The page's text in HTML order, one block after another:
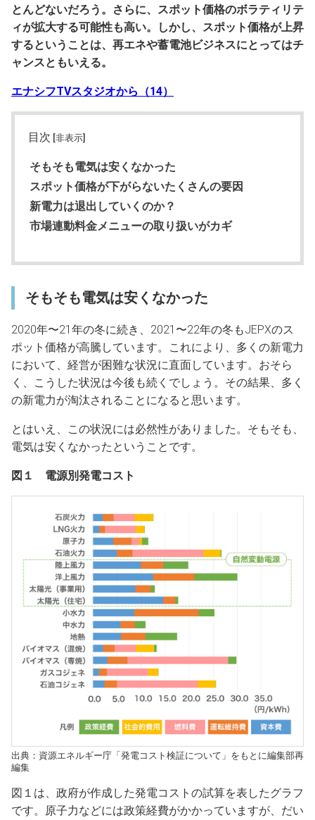
とんどないだろう。さらに、スポット価格のボラティリテ
ィが拡大する可能性も高い。しかし、スポット価格が上昇
するということは、再エネや蓄電池ビジネスにとってはチ
ャンスともいえる。
エナシフTVスタジオから（14）
目次 [非表示]
そもそも電気は安くなかった
スポット価格が下がらないたくさんの要因
新電力は退出していくのか？
市場連動料金メニューの取り扱いがカギ
そもそも電気は安くなかった
2020年〜21年の冬に続き、2021〜22年の冬もJEPXのス
ポット価格が高騰しています。これにより、多くの新電力
において、経営が困難な状況に直面しています。おそら
く、こうした状況は今後も続くでしょう。その結果、多く
の新電力が淘汰されることになると思います。
とはいえ、この状況には必然性がありました。そもそも、
電気は安くなかったということです。
図１ 電源別発電コスト
出典：資源エネルギー庁「発電コスト検証について」をもとに編集部再
編集
図１は、政府が作成した発電コストの試算を表したグラフ
です。原子力などには政策経費がかかっていますが、だい